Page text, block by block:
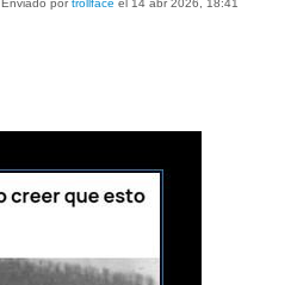
Enviado portrollface el 14 abr 2026, 18:41